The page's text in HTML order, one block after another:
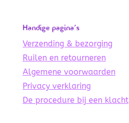
Handige pagina’s
Verzending & bezorging
Ruilen en retourneren
Algemene voorwaarden
Privacy verklaring
De procedure bij een klacht